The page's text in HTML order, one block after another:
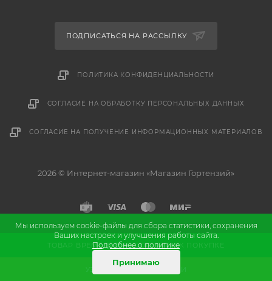
ТОВАР ВРЕМЕННО НЕДОСТУПЕН К ПОКУПКЕ
УЗНАТЬ О ПОСТУПЛЕНИИ
ПОДПИСАТЬСЯ НА РАССЫЛКУ
ПОЛИТИКА КОНФИДЕНЦИАЛЬНОСТИ
СОГЛАСИЕ НА ОБРАБОТКУ ПЕРСОНАЛЬНЫХ ДАННЫХ
СОГЛАСИЕ НА ПОЛУЧЕНИЕ ИНФОРМАЦИОННЫХ МАТЕРИАЛОВ
2026 © Интернет-магазин «Магазин Гортензий»
Разработкаипродвижение сайта
Мы используем cookie-файлы для сбора статистики, сохранения
Ваших настроек и улучшения работы сайта.
Подробнее о политике
Принимаю